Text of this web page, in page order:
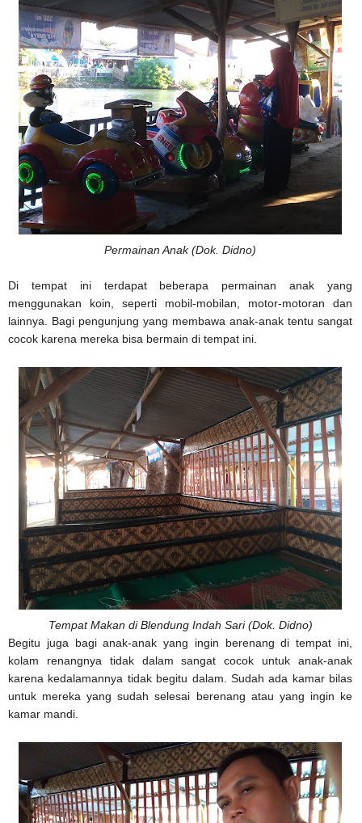
Permainan Anak (Dok. Didno)
Di tempat ini terdapat beberapa permainan anak yang
menggunakan koin, seperti mobil-mobilan, motor-motoran dan
lainnya. Bagi pengunjung yang membawa anak-anak tentu sangat
cocok karena mereka bisa bermain di tempat ini.
Tempat Makan di Blendung Indah Sari (Dok. Didno)
Begitu juga bagi anak-anak yang ingin berenang di tempat ini,
kolam renangnya tidak dalam sangat cocok untuk anak-anak
karena kedalamannya tidak begitu dalam. Sudah ada kamar bilas
untuk mereka yang sudah selesai berenang atau yang ingin ke
kamar mandi.